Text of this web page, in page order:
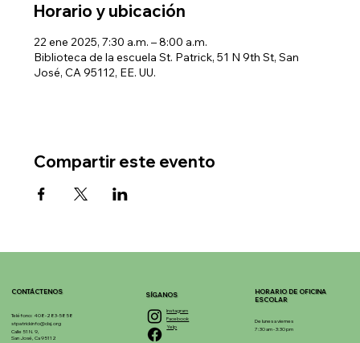
Horario y ubicación
22 ene 2025, 7:30 a.m. – 8:00 a.m.
Biblioteca de la escuela St. Patrick, 51 N 9th St, San
José, CA 95112, EE. UU.
Compartir este evento
CONTÁCTENOS
Teléfono: 408-283-5858
stpatrickinfo@dsj.org
Calle 51 N. 9,
San José, Ca 95112
Instagram
Facebook
Yelp
SÍGANOS
HORARIO DE OFICINA
ESCOLAR
De lunes a viernes
7:30 am - 3:30 pm